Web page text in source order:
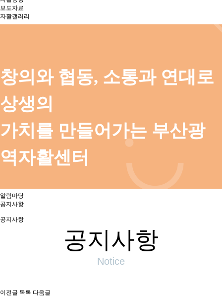
보도자료
자활갤러리
창의와 협동, 소통과 연대로
상생의
가치를 만들어가는 부산광
역자활센터
알림마당
공지사항
공지사항
공지사항
Notice
이전글 목록 다음글